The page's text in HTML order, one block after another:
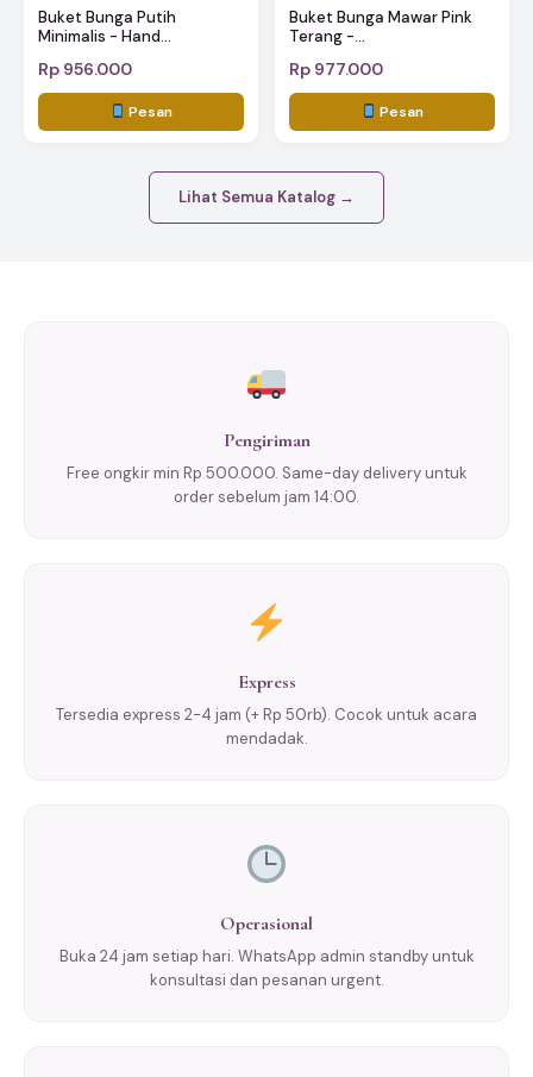
Buket Bunga Putih
Minimalis - Hand...
Rp 956.000
Pesan
Buket Bunga Mawar Pink
Terang -...
Rp 977.000
Pesan
Lihat Semua Katalog →
Pengiriman
Free ongkir min Rp 500.000. Same-day delivery untuk
order sebelum jam 14:00.
Express
Tersedia express 2-4 jam (+ Rp 50rb). Cocok untuk acara
mendadak.
Operasional
Buka 24 jam setiap hari. WhatsApp admin standby untuk
konsultasi dan pesanan urgent.